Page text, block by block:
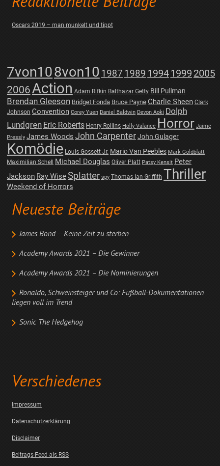
Oscars 2019 – man munkelt und tippt
7von108von10 1987 1989 19941999 2005
2006Action Adam Rifkin Balthazar Getty Bill Pullman
Brendan Gleeson Bridget Fonda Bruce Payne Charlie Sheen Clark
Johnson Convention Corey Yuen Daniel Baldwin Devon Aoki Dolph
Lundgren Eric Roberts Henry Rollins Holly Valance Horror Jaime
Pressly James Woods John CarpenterJohn Gulager
Komödie Louis Gossett Jr. Mario Van Peebles Mark Goldblatt
Maximilian Schell Michael Douglas Oliver Platt Patsy Kensit Peter
Jackson Ray WiseSplatter spy Thomas Ian Griffith Thriller
Weekend of Horrors
Neueste Beiträge
James Bond – Keine Zeit zu sterben
Academy Awards 2021 – Die Gewinner
Academy Awards 2021 – Die Nominierungen
Ronaldo, Schweinsteiger und Co: Fußball-Dokumentationen
liegen voll im Trend
Sonic The Hedgehog
Verschiedenes
Impressum
Datenschutzerklärung
Disclaimer
Beitrags-Feed als RSS